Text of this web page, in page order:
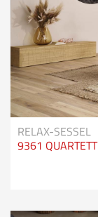
RELAX-SESSEL
9361 QUARTETT